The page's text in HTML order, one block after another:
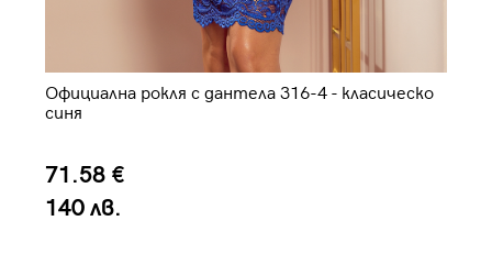
Официална рокля с дантела 316-4 - класическо
синя
71.58 €
140 лв.